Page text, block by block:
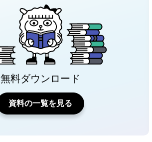
無料ダウンロード
資料の一覧を見る